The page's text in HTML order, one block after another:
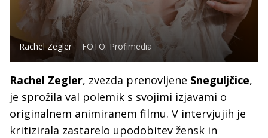
Rachel Zegler FOTO: Profimedia
Rachel Zegler, zvezda prenovljene Sneguljčice,
je sprožila val polemik s svojimi izjavami o
originalnem animiranem filmu. V intervjujih je
kritizirala zastarelo upodobitev žensk in